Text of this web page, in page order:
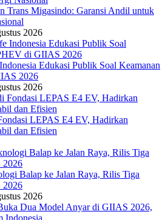
Trans Migasindo: Garansi Andil untuk
2026
Edukasi Publik Soal Keamanan
2026
2026
LEPAS E4 EV, Hadirkan
dan Efisien
Balap ke Jalan Raya, Rilis Tiga
2026
2026